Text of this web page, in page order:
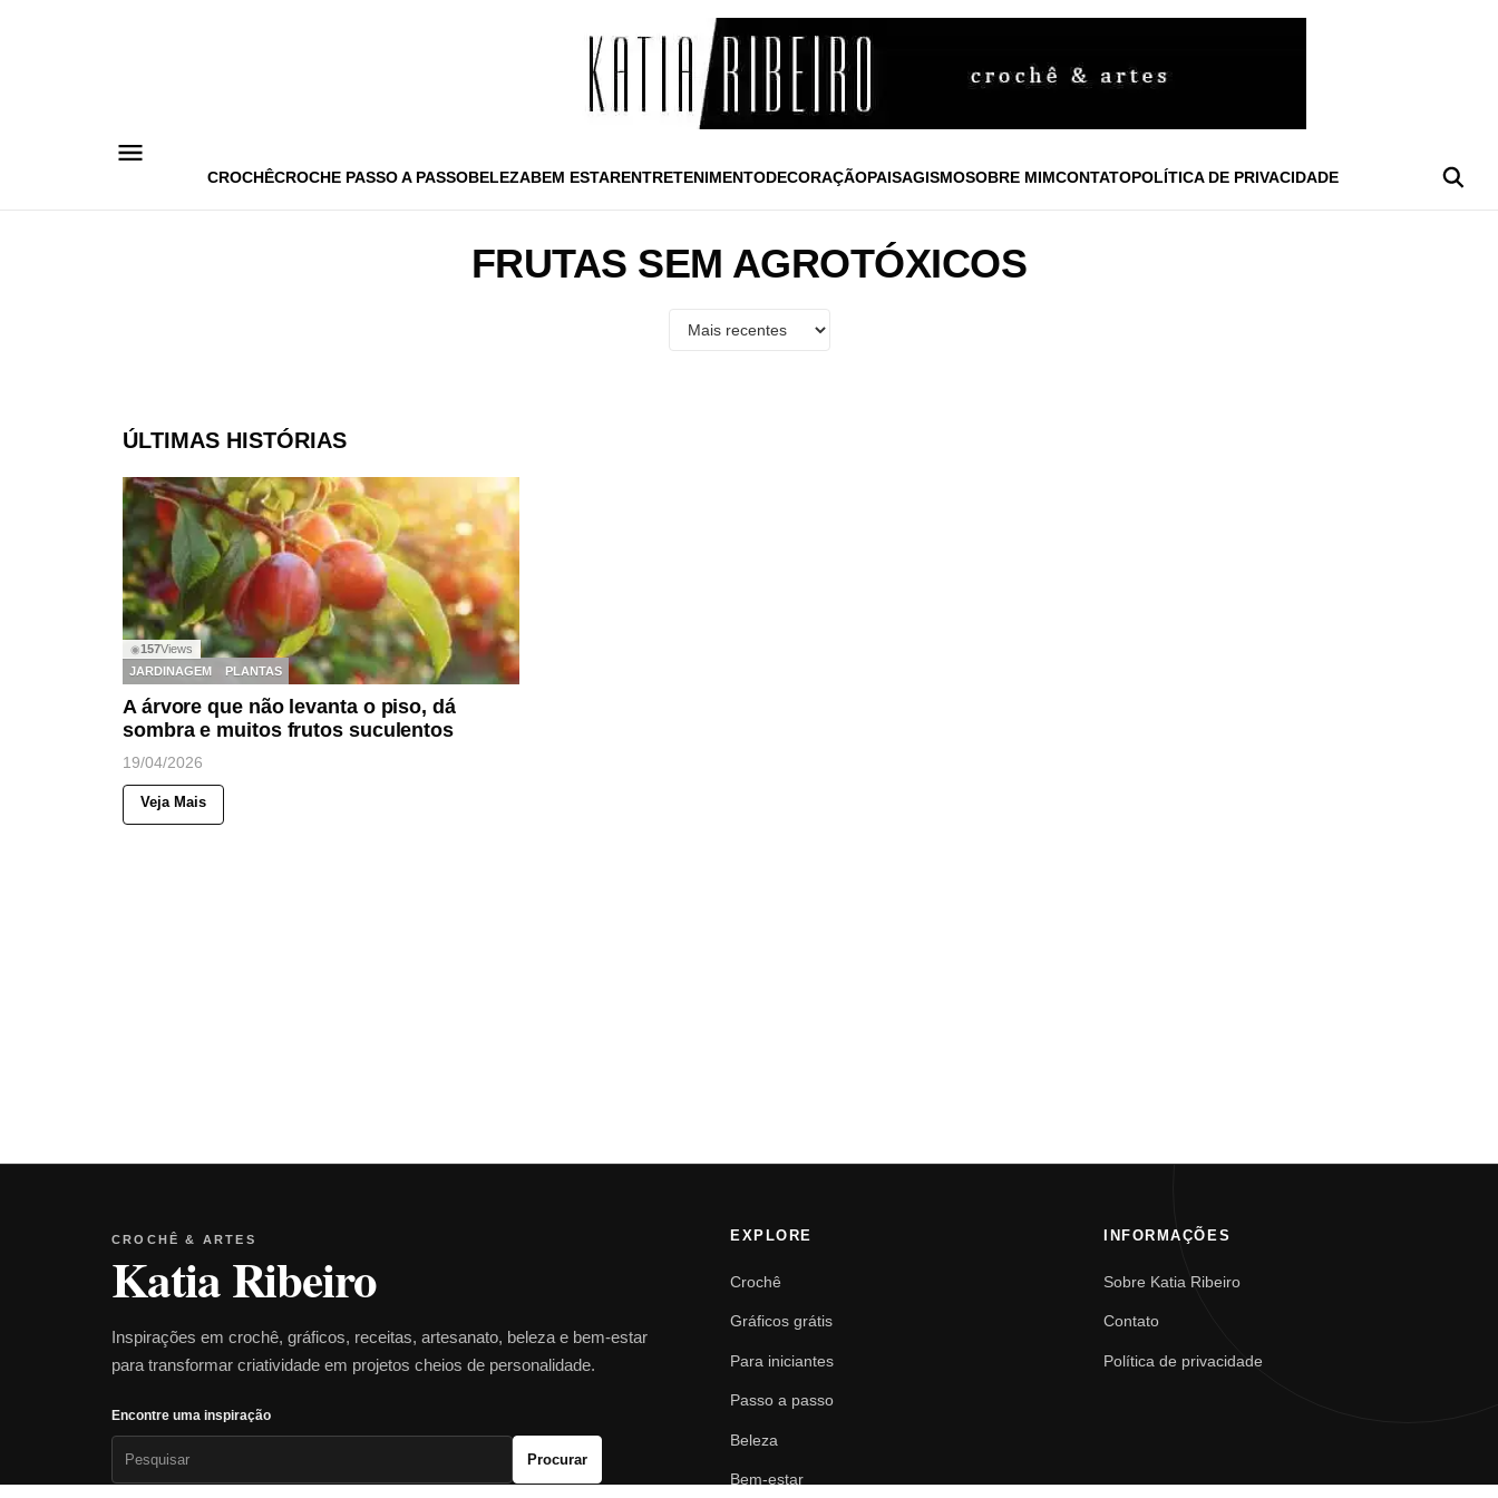
CROCHÊCROCHE PASSO A PASSOBELEZABEM ESTARENTRETENIMENTODECORAÇÃOPAISAGISMOSOBRE MIMCONTATOPOLÍTICA DE PRIVACIDADE
FRUTAS SEM AGROTÓXICOS
ÚLTIMAS HISTÓRIAS
◉157Views
JARDINAGEM
PLANTAS
A árvore que não levanta o piso, dá
sombra e muitos frutos suculentos
19/04/2026
Veja Mais
CROCHÊ & ARTES
Katia Ribeiro
Inspirações em crochê, gráficos, receitas, artesanato, beleza e bem-estar
para transformar criatividade em projetos cheios de personalidade.
Encontre uma inspiração
Procurar
EXPLORE
Crochê
Gráficos grátis
Para iniciantes
Passo a passo
Beleza
Bem-estar
INFORMAÇÕES
Sobre Katia Ribeiro
Contato
Política de privacidade